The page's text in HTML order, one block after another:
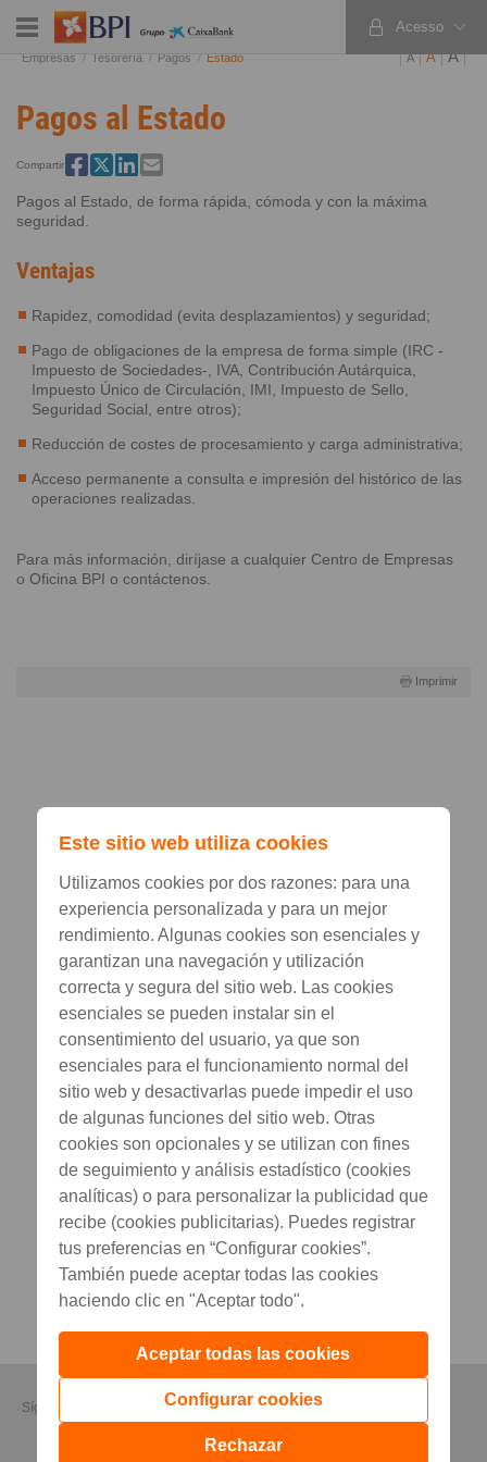
PT EN ES
Acesso
Empresas Tesorería Pagos Estado A A A
Pagos al Estado
Compartir
Pagos al Estado, de forma rápida, cómoda y con la máxima
seguridad.
Ventajas
Rapidez, comodidad (evita desplazamientos) y seguridad;
Pago de obligaciones de la empresa de forma simple (IRC -
Impuesto de Sociedades-, IVA, Contribución Autárquica,
Impuesto Único de Circulación, IMI, Impuesto de Sello,
Seguridad Social, entre otros);
Reducción de costes de procesamiento y carga administrativa;
Acceso permanente a consulta e impresión del histórico de las
operaciones realizadas.
Para más información, diríjase a cualquier Centro de Empresas
o Oficina BPI o contáctenos.
Imprimir
Síguenos
Este sitio web utiliza cookies
Utilizamos cookies por dos razones: para una
experiencia personalizada y para un mejor
rendimiento. Algunas cookies son esenciales y
garantizan una navegación y utilización
correcta y segura del sitio web. Las cookies
esenciales se pueden instalar sin el
consentimiento del usuario, ya que son
esenciales para el funcionamiento normal del
sitio web y desactivarlas puede impedir el uso
de algunas funciones del sitio web. Otras
cookies son opcionales y se utilizan con fines
de seguimiento y análisis estadístico (cookies
analíticas) o para personalizar la publicidad que
recibe (cookies publicitarias). Puedes registrar
tus preferencias en “Configurar cookies”.
También puede aceptar todas las cookies
haciendo clic en "Aceptar todo".
Aceptar todas las cookies
Configurar cookies
Rechazar